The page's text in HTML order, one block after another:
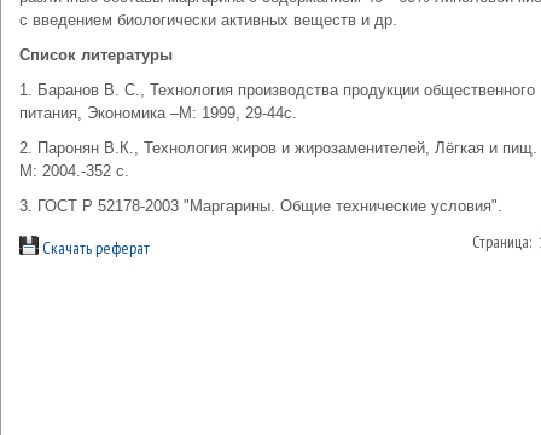
с введением биологически активных веществ и др.
Список литературы
1. Баранов В. С., Технология производства продукции общественного
питания, Экономика –М: 1999, 29-44с.
2. Паронян В.К., Технология жиров и жирозаменителей, Лёгкая и пищ.
М: 2004.-352 с.
3. ГОСТ Р 52178-2003 "Маргарины. Общие технические условия".
Скачать реферат Страница: